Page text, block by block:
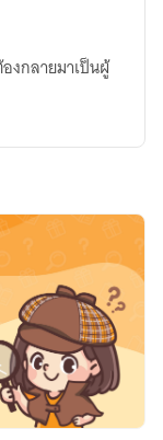
งกลายมาเป็นผู้